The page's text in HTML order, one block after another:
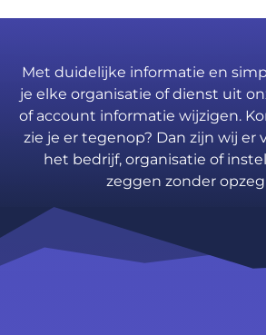
Met duidelijke informatie en
je elke organisatie of dienst uit
of account informatie wijzigen.
zie je er tegenop? Dan zijn wij er
het bedrijf, organisatie of
zeggen zonder